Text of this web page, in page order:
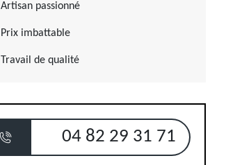
Artisan passionné
Prix imbattable
Travail de qualité
04 82 29 31 71